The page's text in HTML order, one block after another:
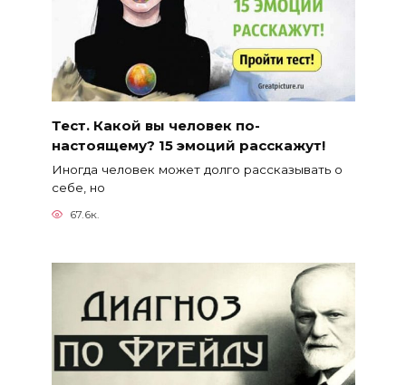
Тест. Какой вы человек по-
настоящему? 15 эмоций расскажут!
Иногда человек может долго рассказывать о
себе, но
67.6к.